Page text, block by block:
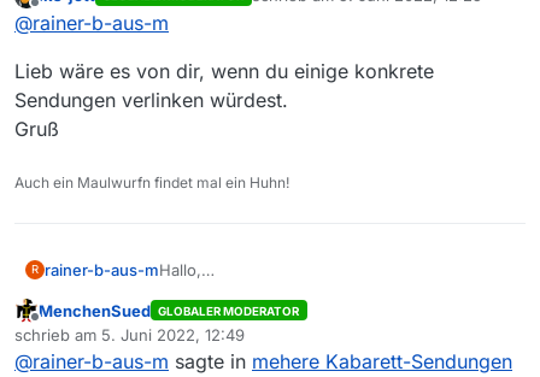
Kabarettsendungen herunter, um sie dann
mir aufgefallen, daß mehrere der Sendungen
von Anfang Juli nicht erreichbar waren: heute-
show, Spätschicht, Asül für Alle, extra 3.
Formatänderung möglich. Sollen die Leute in
‘Mediathekview’ erreichbar wären!
LG, Rainer
Offline zuletzt editiert von
@rainer-b-aus-m
Lieb wäre es von dir, wenn du einige konkrete
Sendungen verlinken würdest.
Gruß
Auch ein Maulwurfn findet mal ein Huhn!
R rainer-b-aus-mHallo,
‘Mediathekview’ die aktuellen
Kabarettsendungen herunter, um sie dann
offline von der Festplatte zu sehen. Heute ist
Offline
MenchenSued GLOBALER MODERATOR
schrieb am 5. Juni 2022, 12:49
zuletzt editiert von
@rainer-b-aus-m sagte in mehere Kabarett-Sendungen